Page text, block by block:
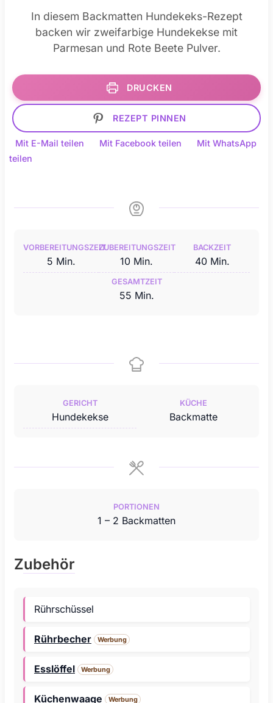
In diesem Backmatten Hundekeks-Rezept
backen wir zweifarbige Hundekekse mit
Parmesan und Rote Beete Pulver.
DRUCKEN
REZEPT PINNEN
Mit E-Mail teilen Mit Facebook teilen
Mit WhatsApp
teilen
VORBEREITUNGSZEIT
5Minuten
Min.
ZUBEREITUNGSZEIT
10Minuten
Min.
BACKZEIT
40Minuten
Min.
GESAMTZEIT
55Minuten
Min.
GERICHT
Hundekekse
KÜCHE
Backmatte
PORTIONEN
1 – 2 Backmatten
Zubehör
Rührschüssel
Rührbecher Werbung
Esslöffel Werbung
Küchenwaage Werbung